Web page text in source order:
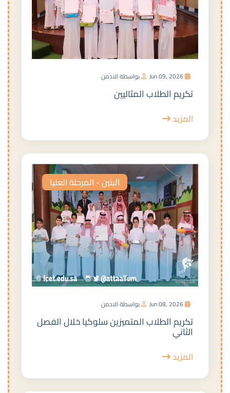
بواسطة الادمن
تكريم الطلاب المثاليين
المزيد
البنين - المرحلة العليا
بواسطة الادمن
تكريم الطلاب المتميزين سلوكيا خلال الفصل
الثاني
المزيد